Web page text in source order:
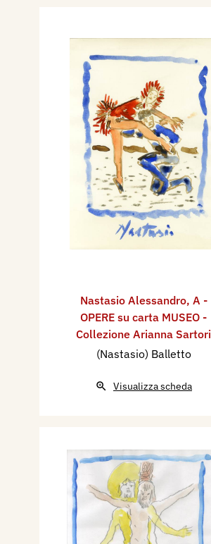
Nastasio Alessandro, A -
OPERE su carta MUSEO -
Collezione Arianna Sartori
(Nastasio) Balletto
Visualizza scheda